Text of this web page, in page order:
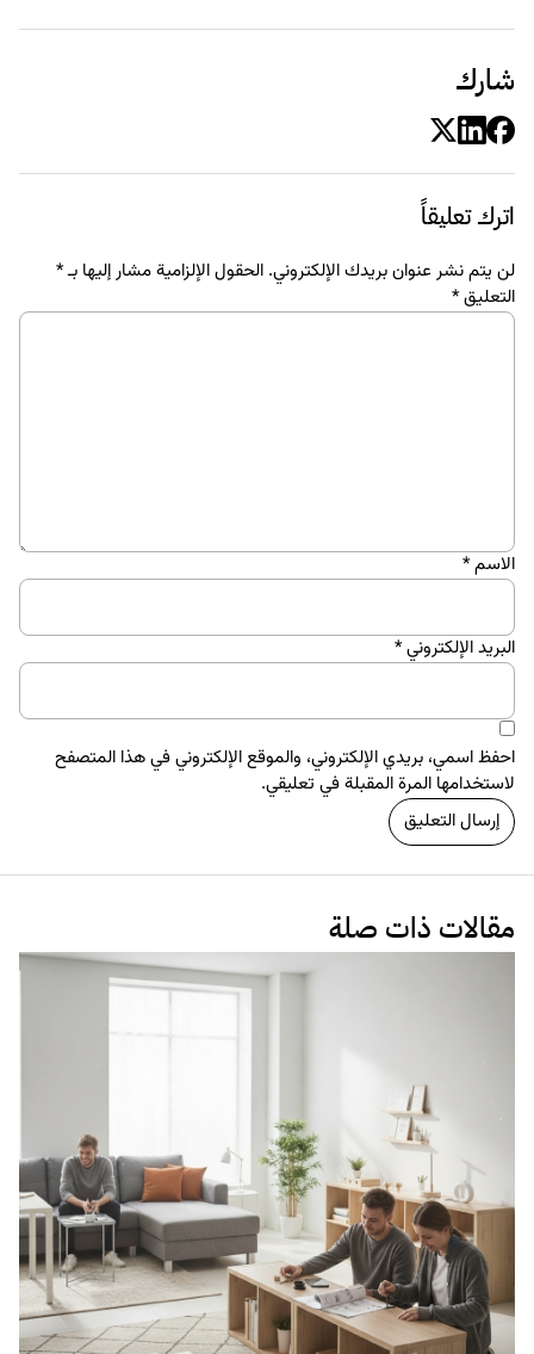
شارك
اترك تعليقاً
لن يتم نشر عنوان بريدك الإلكتروني. الحقول الإلزامية مشار إليها بـ*
التعليق*
الاسم*
البريد الإلكتروني*
احفظ اسمي، بريدي الإلكتروني، والموقع الإلكتروني في هذا المتصفح
لاستخدامها المرة المقبلة في تعليقي.
مقالات ذات صلة